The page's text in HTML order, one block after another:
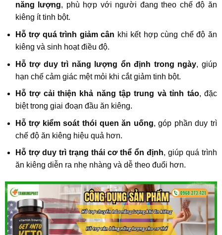
năng lượng, phù hợp với người đang theo chế độ ăn
kiêng ít tinh bột.
Hỗ trợ quá trình giảm cân khi kết hợp cùng chế độ ăn
kiêng và sinh hoạt điều độ.
Hỗ trợ duy trì năng lượng ổn định trong ngày, giúp
hạn chế cảm giác mệt mỏi khi cắt giảm tinh bột.
Hỗ trợ cải thiện khả năng tập trung và tỉnh táo, đặc
biệt trong giai đoạn đầu ăn kiêng.
Hỗ trợ kiểm soát thói quen ăn uống, góp phần duy trì
chế độ ăn kiêng hiệu quả hơn.
Hỗ trợ duy trì trạng thái cơ thể ổn định, giúp quá trình
ăn kiêng diễn ra nhẹ nhàng và dễ theo đuổi hơn.